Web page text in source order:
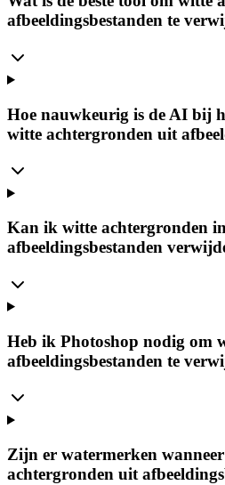
afbeeldingsbestanden te
Hoe nauwkeurig is de AI bij
witte achtergronden uit
Kan ik witte achtergronden
afbeeldingsbestanden
Heb ik Photoshop nodig om
afbeeldingsbestanden te
Zijn er watermerken
achtergronden uit